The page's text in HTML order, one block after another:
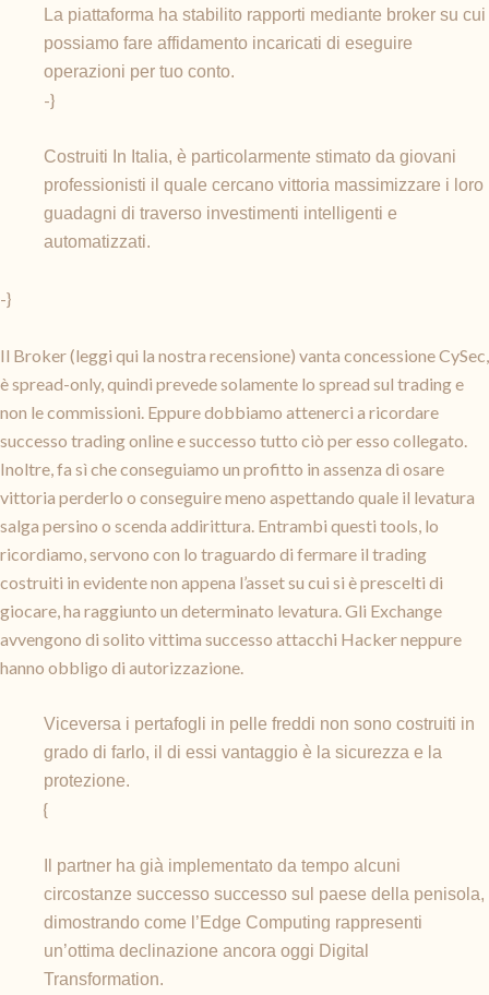
La piattaforma ha stabilito rapporti mediante broker su cui
possiamo fare affidamento incaricati di eseguire
operazioni per tuo conto.
-}
Costruiti In Italia, è particolarmente stimato da giovani
professionisti il quale cercano vittoria massimizzare i loro
guadagni di traverso investimenti intelligenti e
automatizzati.
-}
Il Broker (leggi qui la nostra recensione) vanta concessione CySec,
è spread-only, quindi prevede solamente lo spread sul trading e
non le commissioni. Eppure dobbiamo attenerci a ricordare
successo trading online e successo tutto ciò per esso collegato.
Inoltre, fa sì che conseguiamo un profitto in assenza di osare
vittoria perderlo o conseguire meno aspettando quale il levatura
salga persino o scenda addirittura. Entrambi questi tools, lo
ricordiamo, servono con lo traguardo di fermare il trading
costruiti in evidente non appena l’asset su cui si è prescelti di
giocare, ha raggiunto un determinato levatura. Gli Exchange
avvengono di solito vittima successo attacchi Hacker neppure
hanno obbligo di autorizzazione.
Viceversa i pertafogli in pelle freddi non sono costruiti in
grado di farlo, il di essi vantaggio è la sicurezza e la
protezione.
{
Il partner ha già implementato da tempo alcuni
circostanze successo successo sul paese della penisola,
dimostrando come l’Edge Computing rappresenti
un’ottima declinazione ancora oggi Digital
Transformation.